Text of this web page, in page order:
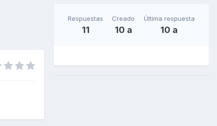
Respuestas
11
Creado
10 a
Última respuesta
10 a